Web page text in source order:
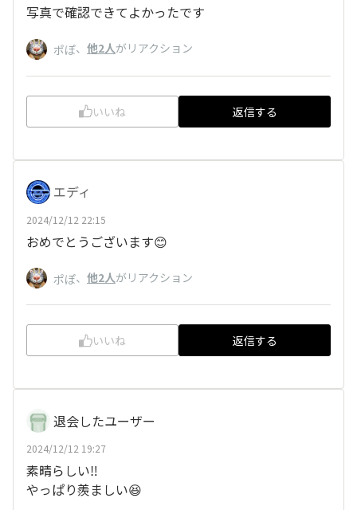
写真で確認できてよかったです
ポぽ、 他2人がリアクション
いいね 返信する
エディ
2024/12/12 22:15
おめでとうございます😊
ポぽ、 他2人がリアクション
いいね 返信する
退会したユーザー
2024/12/12 19:27
素晴らしい‼️
やっぱり羨ましい😆